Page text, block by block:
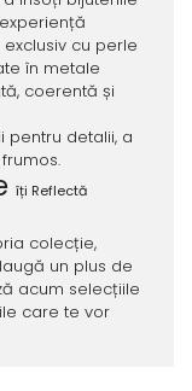
cu perle
în metale
coerentă și
pentru detalii, a
îți Reflectă
colecție,
un plus de
acum selecțiile
care te vor